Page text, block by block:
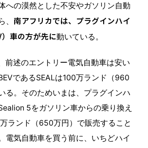
への漠然とした不安やガソリン自動
、 南アフリカでは、プラグインハイ
車の方が先に動いている。
前述のエントリー電気自動車は安い
であるSEALは100万ランド（960
る。そのためいまは、プラグインハ
5をガソリン車からの乗り換え
ランド（650万円）で販売すること
電気自動車を買う前に、いちどハイ